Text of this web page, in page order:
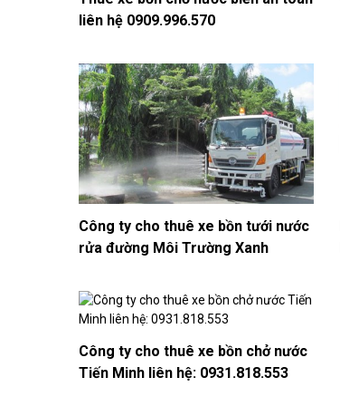
liên hệ 0909.996.570
Công ty cho thuê xe bồn tưới nước
rửa đường Môi Trường Xanh
Công ty cho thuê xe bồn chở nước
Tiến Minh liên hệ: 0931.818.553